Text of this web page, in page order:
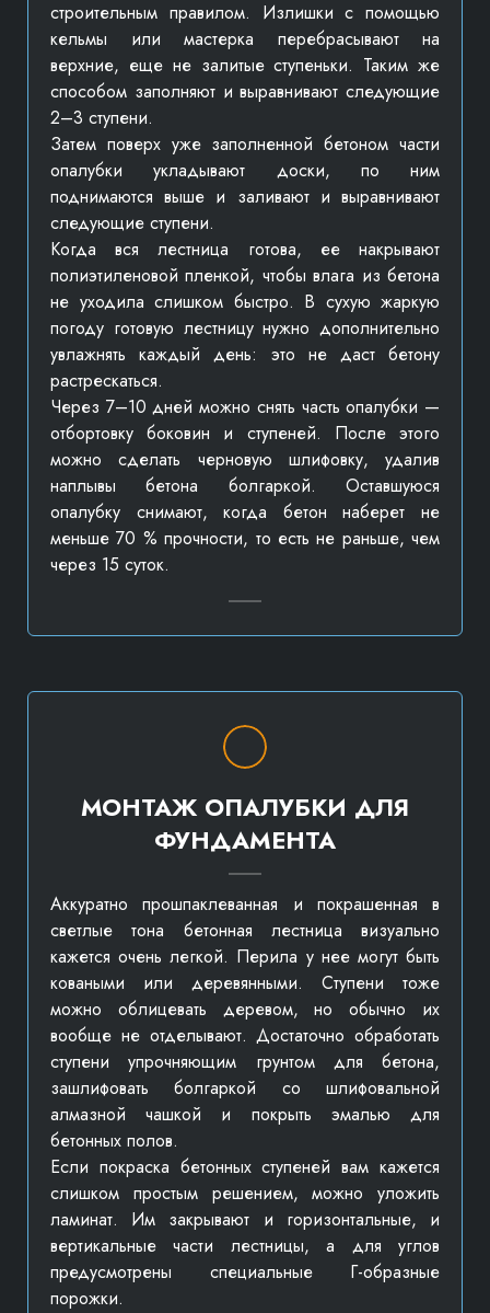
строительным правилом. Излишки с помощью
кельмы или мастерка перебрасывают на
верхние, еще не залитые ступеньки. Таким же
способом заполняют и выравнивают следующие
2–3 ступени.
Затем поверх уже заполненной бетоном части
опалубки укладывают доски, по ним
поднимаются выше и заливают и выравнивают
следующие ступени.
Когда вся лестница готова, ее накрывают
полиэтиленовой пленкой, чтобы влага из бетона
не уходила слишком быстро. В сухую жаркую
погоду готовую лестницу нужно дополнительно
увлажнять каждый день: это не даст бетону
растрескаться.
Через 7–10 дней можно снять часть опалубки —
отбортовку боковин и ступеней. После этого
можно сделать черновую шлифовку, удалив
наплывы бетона болгаркой. Оставшуюся
опалубку снимают, когда бетон наберет не
меньше 70 % прочности, то есть не раньше, чем
через 15 суток.
МОНТАЖ ОПАЛУБКИ ДЛЯ
ФУНДАМЕНТА
Аккуратно прошпаклеванная и покрашенная в
светлые тона бетонная лестница визуально
кажется очень легкой. Перила у нее могут быть
коваными или деревянными. Ступени тоже
можно облицевать деревом, но обычно их
вообще не отделывают. Достаточно обработать
ступени упрочняющим грунтом для бетона,
зашлифовать болгаркой со шлифовальной
алмазной чашкой и покрыть эмалью для
бетонных полов.
Если покраска бетонных ступеней вам кажется
слишком простым решением, можно уложить
ламинат. Им закрывают и горизонтальные, и
вертикальные части лестницы, а для углов
предусмотрены специальные Г-образные
порожки.